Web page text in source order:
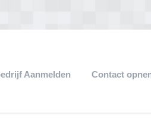
Aanmelden Contact